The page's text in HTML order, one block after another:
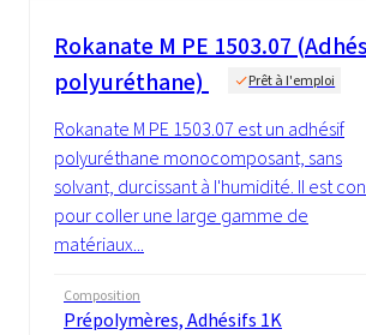
Rokanate M PE 1503.07
polyuréthane)
Prêt à l'emploi
Rokanate M PE 1503.07 est un adhésif
polyuréthane monocomposant, sans
solvant, durcissant à l'humidité. Il est
pour coller une large gamme de
matériaux...
Composition
Prépolymères, Adhésifs 1K